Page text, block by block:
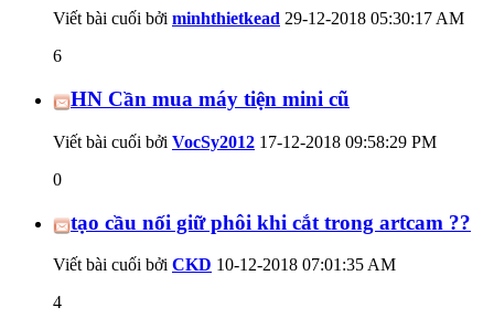
Viết bài cuối bởi minhthietkead 29-12-2018 05:30:17 AM
6
HN Cần mua máy tiện mini cũ
Viết bài cuối bởi VocSy2012 17-12-2018 09:58:29 PM
0
tạo cầu nối giữ phôi khi cắt trong artcam ??
Viết bài cuối bởi CKD 10-12-2018 07:01:35 AM
4